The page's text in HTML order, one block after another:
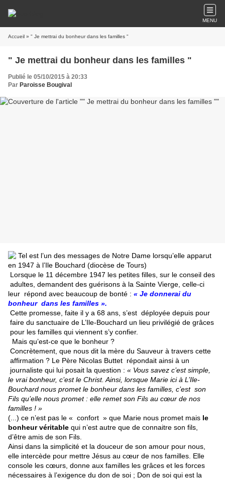
MENU
Accueil » " Je mettrai du bonheur dans les familles "
" Je mettrai du bonheur dans les familles "
Publié le 05/10/2015 à 20:33
Par Paroisse Bougival
Tel est l’un des messages de Notre Dame lorsqu’elle apparut
en 1947 à l’Ile Bouchard (diocèse de Tours)
Lorsque le 11 décembre 1947 les petites filles, sur le conseil des
adultes, demandent des guérisons à la Sainte Vierge, celle-ci
leur répond avec beaucoup de bonté : « Je donnerai du
bonheur dans les familles ».
Cette promesse, faite il y a 68 ans, s’est déployée depuis pour
faire du sanctuaire de L’Ile-Bouchard un lieu privilégié de grâces
pour les familles qui viennent s’y confier.
Mais qu’est-ce que le bonheur ?
Concrètement, que nous dit la mère du Sauveur à travers cette
affirmation ? Le Père Nicolas Buttet répondait ainsi à un
journaliste qui lui posait la question : « Vous savez c’est simple,
le vrai bonheur, c’est le Christ. Ainsi, lorsque Marie ici à L’Ile-
Bouchard nous promet le bonheur dans les familles, c’est son
Fils qu’elle nous promet : elle remet son Fils au cœur de nos
familles ! »
(...) ce n’est pas le « confort » que Marie nous promet mais le
bonheur véritable qui n’est autre que de connaitre son fils,
d’être amis de son Fils.
Ainsi dans la simplicité et la douceur de son amour pour nous,
elle intercède pour mettre Jésus au cœur de nos familles. Elle
console les cœurs, donne aux familles les grâces et les forces
nécessaires à l’exigence du don de soi ; Don de soi qui est la